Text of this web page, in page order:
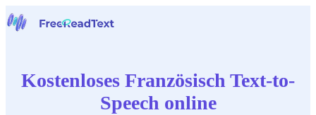
Werkzeuge
Kostenloses Französisch Text-to-
Speech online